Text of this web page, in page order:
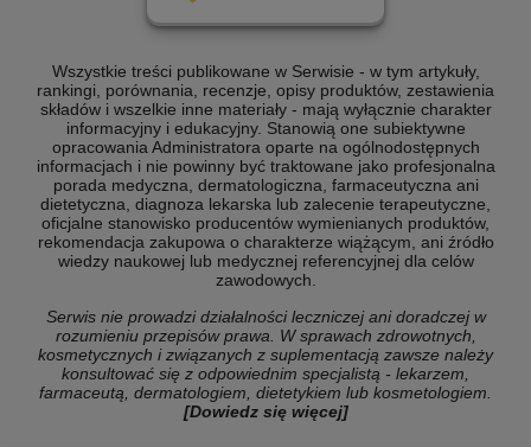
Wszystkie treści publikowane w Serwisie - w tym artykuły,
rankingi, porównania, recenzje, opisy produktów, zestawienia
składów i wszelkie inne materiały - mają wyłącznie charakter
informacyjny i edukacyjny. Stanowią one subiektywne
opracowania Administratora oparte na ogólnodostępnych
informacjach i nie powinny być traktowane jako profesjonalna
porada medyczna, dermatologiczna, farmaceutyczna ani
dietetyczna, diagnoza lekarska lub zalecenie terapeutyczne,
oficjalne stanowisko producentów wymienianych produktów,
rekomendacja zakupowa o charakterze wiążącym, ani źródło
wiedzy naukowej lub medycznej referencyjnej dla celów
zawodowych.
Serwis nie prowadzi działalności leczniczej ani doradczej w
rozumieniu przepisów prawa. W sprawach zdrowotnych,
kosmetycznych i związanych z suplementacją zawsze należy
konsultować się z odpowiednim specjalistą - lekarzem,
farmaceutą, dermatologiem, dietetykiem lub kosmetologiem.
[Dowiedz się więcej]